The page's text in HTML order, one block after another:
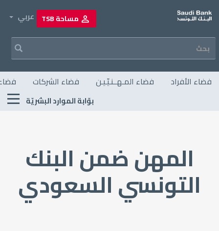
إلى
المحتوى عربي مساحة TSB
Navigation principale
فضاء الأفراد فضاء المـهــنـيّـيـن فضاء الشركات
Menu
RH
بوّابة الموارد البشريّة
المهن ضمن البنك
التونسي السعودي